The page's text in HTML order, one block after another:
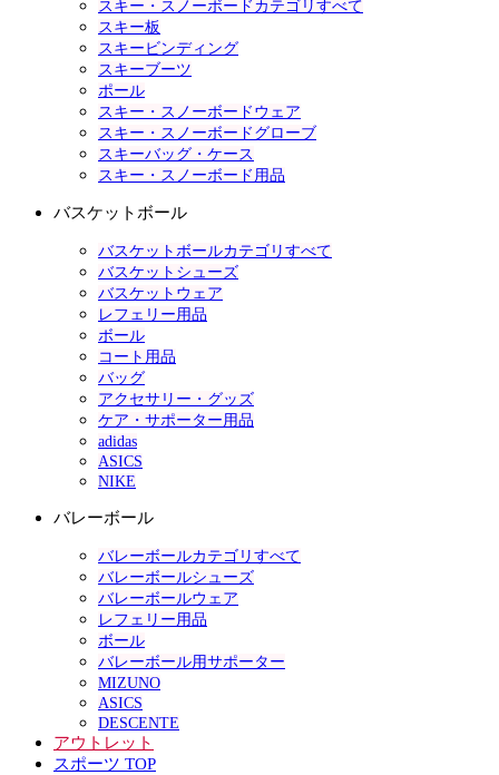
スキー・スノーボードカテゴリすべて
スキー板
スキービンディング
スキーブーツ
ポール
スキー・スノーボードウェア
スキー・スノーボードグローブ
スキーバッグ・ケース
スキー・スノーボード用品
バスケットボール
バスケットボールカテゴリすべて
バスケットシューズ
バスケットウェア
レフェリー用品
ボール
コート用品
バッグ
アクセサリー・グッズ
ケア・サポーター用品
adidas
ASICS
NIKE
バレーボール
バレーボールカテゴリすべて
バレーボールシューズ
バレーボールウェア
レフェリー用品
ボール
バレーボール用サポーター
MIZUNO
ASICS
DESCENTE
アウトレット
スポーツ TOP